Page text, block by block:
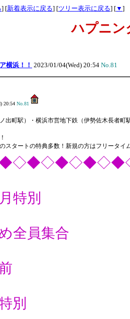
] [新着表示に戻る] [ツリー表示に戻る] [▼ ]
ハプニン
横浜！！ 2023/01/04(Wed) 20:54 No.81
20:54 No.81
出町駅）・横浜市営地下鉄（伊勢佐木長者町
スタートの特典多数！新規の方はフリータイ
月特別
め全員
休
特別